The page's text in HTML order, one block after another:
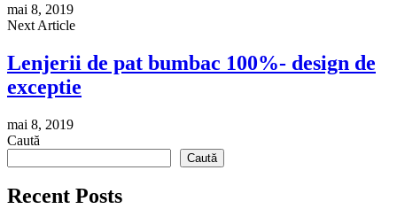
mai 8, 2019
Next Article
Lenjerii de pat bumbac 100%- design de
exceptie
mai 8, 2019
Caută
Caută
Recent Posts